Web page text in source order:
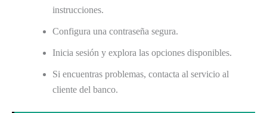
instrucciones.
Configura una contraseña segura.
Inicia sesión y explora las opciones disponibles.
Si encuentras problemas, contacta al servicio al
cliente del banco.